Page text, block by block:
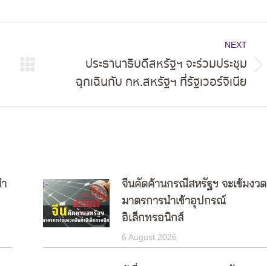
NEXT
ประธานาธิบดีสหรัฐฯ จะร่วมประชุม
ฉุกเฉินกับ กห.สหรัฐฯ ที่รัฐเวอร์จิเนีย
จีนคัดค้านกรณีสหรัฐฯ จะเข้มงวด
มาตรการนำเข้าอุปกรณ์
อิเล็กทรอนิกส์
6 August 2026